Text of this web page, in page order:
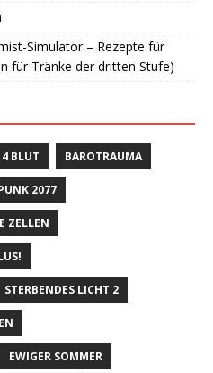
Simulator – Rezepte für
für Tränke der dritten Stufe)
BLUT BAROTRAUMA
2077
ZELLEN
STERBENDES LICHT 2
EWIGER SOMMER